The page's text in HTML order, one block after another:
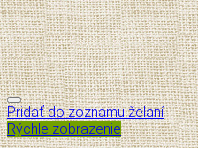
Pridať do zoznamu želaní
Rýchle zobrazenie